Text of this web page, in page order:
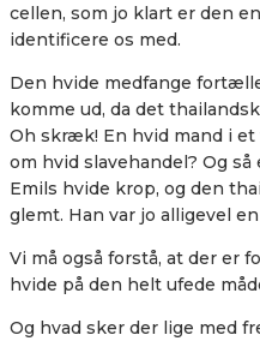
cellen, som jo klart er den
identificere os med.
Den hvide medfange
komme ud, da det
Oh skræk! En hvid mand i
om hvid slavehandel? Og
Emils hvide krop, og den
glemt. Han var jo alligevel
Vi må også forstå, at der er
hvide på den helt ufede
Og hvad sker der lige med